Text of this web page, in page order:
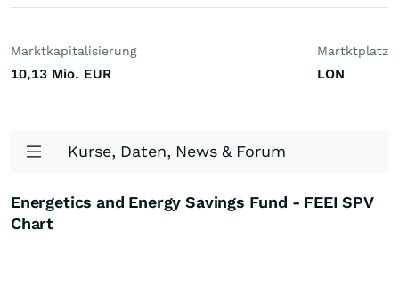
Marktkapitalisierung
10,13 Mio. EUR
Martktplatz
LON
Kurse, Daten, News & Forum
Energetics and Energy Savings Fund - FEEI SPV
Chart